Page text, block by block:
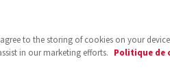
to the storing of cookies on your
in our marketing efforts.
Politique de